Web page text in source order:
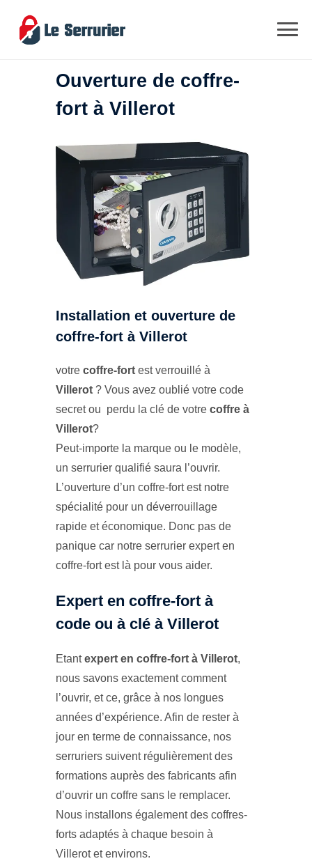
Ouverture de coffre-
fort à Villerot
Installation et ouverture de
coffre-fort à Villerot
votre coffre-fort est verrouillé à
Villerot ? Vous avez oublié votre code
secret ou perdu la clé de votre coffre à
Villerot?
Peut-importe la marque ou le modèle,
un serrurier qualifié saura l’ouvrir.
L’ouverture d’un coffre-fort est notre
spécialité pour un déverrouillage
rapide et économique. Donc pas de
panique car notre serrurier expert en
coffre-fort est là pour vous aider.
Expert en coffre-fort à
code ou à clé à Villerot
Etantexpert en coffre-fort à Villerot,
nous savons exactement comment
l’ouvrir, et ce, grâce à nos longues
années d’expérience. Afin de rester à
jour en terme de connaissance, nos
serruriers suivent régulièrement des
formations auprès des fabricants afin
d’ouvrir un coffre sans le remplacer.
Nous installons également des coffres-
forts adaptés à chaque besoin à
Villerot et environs.